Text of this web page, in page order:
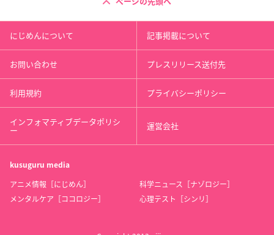
ページの先頭へ
にじめんについて 記事掲載について
お問い合わせ プレスリリース送付先
利用規約 プライバシーポリシー
インフォマティブデータポリシ
ー 運営会社
kusuguru media
アニメ情報［にじめん］
科学ニュース［ナゾロジー］
メンタルケア［ココロジー］
心理テスト［シンリ］